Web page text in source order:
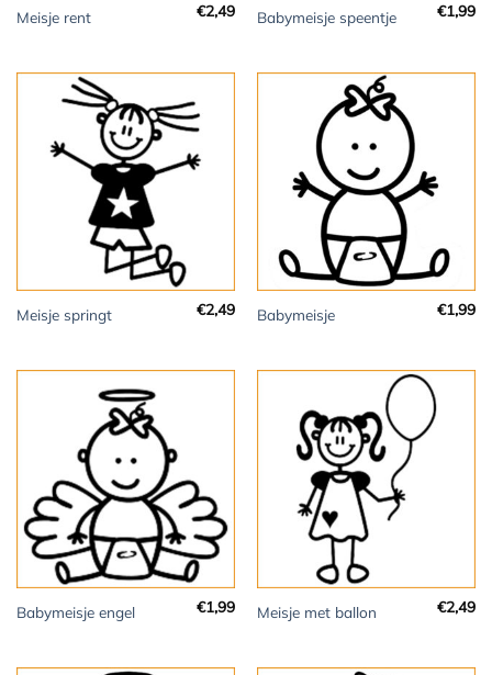
Meisje rent €2,49 Babymeisje speentje €1,99
Meisje springt €2,49 Babymeisje €1,99
Babymeisje engel €1,99 Meisje met ballon €2,49